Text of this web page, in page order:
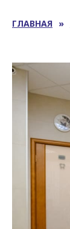
ГЛАВНАЯ »